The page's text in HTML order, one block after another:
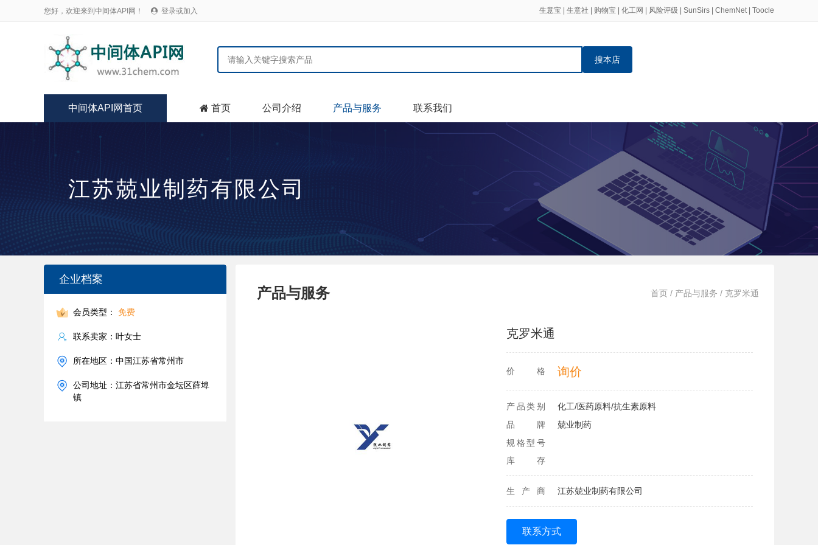
您好，欢迎来到中间体API网！  登录或加入 生意宝 生意社 购物宝 化工网 风险评级 SunSirs ChemNet| Toocle
搜本店
中间体API网首页  首页 公司介绍 产品与服务 联系我们
江苏兢业制药有限公司
企业档案
会员类型： 免费
联系卖家：叶女士
所在地区：中国江苏省常州市
公司地址：江苏省常州市金坛区薛埠
镇
首页 / 产品与服务 / 克罗米通
产品与服务
克罗米通
价格 询价
产品类别
化工/医药原料/抗生素原料
品牌
兢业制药
规格型号
库存
生产商 江苏兢业制药有限公司
联系方式